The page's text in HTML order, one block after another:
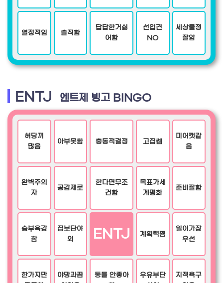
열정적임 솔직함
답답한거싫
어함
선입견
NO
세상물정
잘암
ENTJ 엔트제 빙고 BINGO
허당끼
많음
아부못함 충동적결정 고집쎔
미어캣같
음
완벽주의
자
공감제로
한다면무조
건함
목표가세
계평화
준비잘함
승부욕강
함
집보단야
외
ENTJ 계획력쩜
일이가장
우선
한가지만
야망과꿈
동믈 안좋아
우유부단
지적욕구